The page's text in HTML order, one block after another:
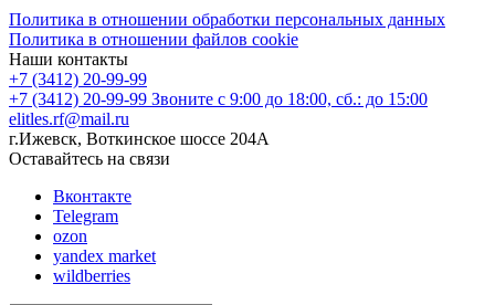
Политика в отношении обработки персональных данных
Политика в отношении файлов cookie
Наши контакты
+7 (3412) 20-99-99
+7 (3412) 20-99-99 Звоните с 9:00 до 18:00, сб.: до 15:00
elitles.rf@mail.ru
г.Ижевск, Воткинское шоссе 204А
Оставайтесь на связи
Вконтакте
Telegram
ozon
yandex market
wildberries